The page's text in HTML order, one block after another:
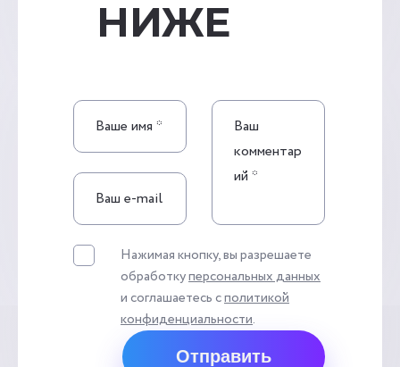
НИЖЕ
Нажимая кнопку, вы разрешаете
обработкуперсональных данных
и соглашаетесь сполитикой
конфиденциальности.
Отправить